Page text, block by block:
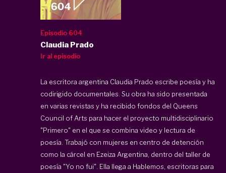
Episodio 604
Claudia Prado
Ir al episodio
La escritora argentina Claudia Prado escribe poesía y ha
codirigido documentales. Su obra ha sido presentada
en varias revistas y ha recibido fondos del Queens
Council of Arts para hacer el proyecto multidisciplinario
"Primero" en el que se combina video y lectura de
poesía. Trabajó con mujeres en centro de detención
como la cárcel en Ezeiza Argentina, dentro del taller de
poesía "Yo no fui". Ella llega a Hablemos, escritoras para